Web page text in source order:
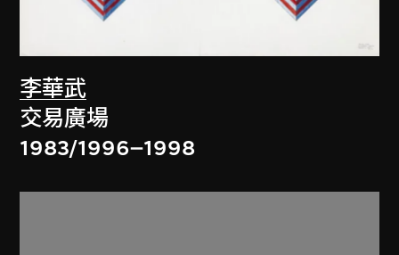
李華武
交易廣場
1983/1996–1998